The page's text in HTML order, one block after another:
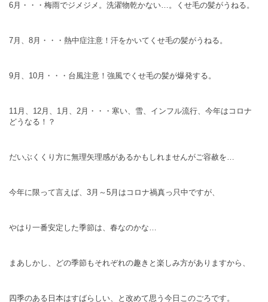
6月・・・梅雨でジメジメ。洗濯物乾かない…。くせ毛の髪がうねる。
7月、8月・・・熱中症注意！汗をかいてくせ毛の髪がうねる。
9月、10月・・・台風注意！強風でくせ毛の髪が爆発する。
11月、12月、1月、2月・・・寒い、雪、インフル流行、今年はコロナ
どうなる！？
だいぶくくり方に無理矢理感があるかもしれませんがご容赦を…
今年に限って言えば、3月～5月はコロナ禍真っ只中ですが、
やはり一番安定した季節は、春なのかな…
まあしかし、どの季節もそれぞれの趣きと楽しみ方がありますから、
四季のある日本はすばらしい、と改めて思う今日このごろです。